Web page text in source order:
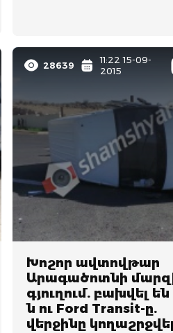
28639
11:22 15-09-
2015
Խոշոր ավտովթար
Արագածոտնի
գյուղում. բախվել են
ն ու Ford Transit-ը.
վերջինը